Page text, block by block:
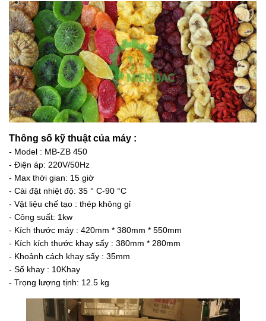
Thông số kỹ thuật của máy :
- Model : MB-ZB 450
- Điện áp: 220V/50Hz
- Max thời gian: 15 giờ
- Cài đặt nhiệt độ: 35 ° C-90 °C
- Vật liệu chế tạo : thép không gỉ
- Công suất: 1kw
- Kích thước máy : 420mm * 380mm * 550mm
- Kích kích thước khay sấy : 380mm * 280mm
- Khoảnh cách khay sấy : 35mm
- Số khay : 10Khay
- Trọng lượng tịnh: 12.5 kg